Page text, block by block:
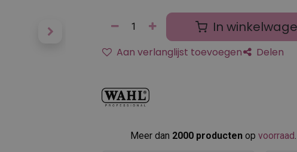
In
Aan verlanglijst toevoegen Delen
Meer dan 2000 producten op voorraad